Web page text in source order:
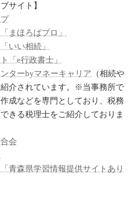
サイト】
まほろばプロ」
いい相続」
「e行政書士」
ターbyマネーキャリア （相続や
介されています。※当事務所で
成などを専門としており、税務
きる税理士をご紹介しておりま
会
青森県学習情報提供サイトあり